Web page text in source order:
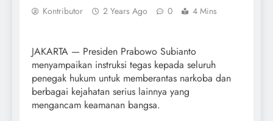
Kontributor 2 Years Ago 0 4 Mins
JAKARTA — Presiden Prabowo Subianto
menyampaikan instruksi tegas kepada seluruh
penegak hukum untuk memberantas narkoba dan
berbagai kejahatan serius lainnya yang
mengancam keamanan bangsa.